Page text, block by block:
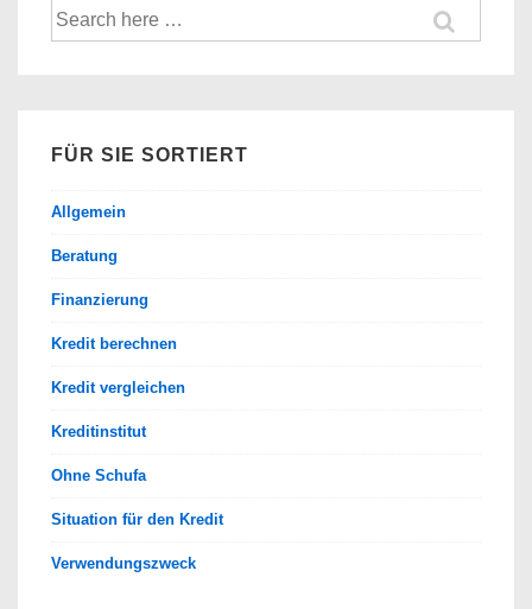
Banken
Suche
nach:
FÜR SIE SORTIERT
Allgemein
Beratung
Finanzierung
Kredit berechnen
Kredit vergleichen
Kreditinstitut
Ohne Schufa
Situation für den Kredit
Verwendungszweck